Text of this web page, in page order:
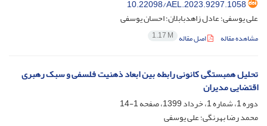
10.22098/AEL.2023.9297.1058
علی یوسفی؛ عادل زاهدبابلان؛ احسان یوسفی
مشاهده مقاله اصل مقاله 1.17 M
تحلیل همبستگی کانونی رابطه بین ابعاد ذهنیت فلسفی و سبک رهبری
اقتضایی مدیران
دوره 1، شماره 1، خرداد 1399، صفحه
1-14
محمد رضا بهرنگی؛ علی یوسفی